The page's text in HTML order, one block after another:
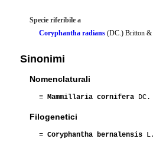
03-2020 Lakota
03-2020
03-2020 Lakota
07-2018 Lakota
Specie riferibile a
Coryphantha radians (DC.) Britton &
Sinonimi
Nomenclaturali
≡ Mammillaria cornifera
Filogenetici
= Coryphantha bernalensis